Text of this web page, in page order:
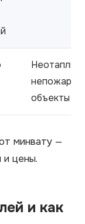
объекты
минвату —
и цены.
и как